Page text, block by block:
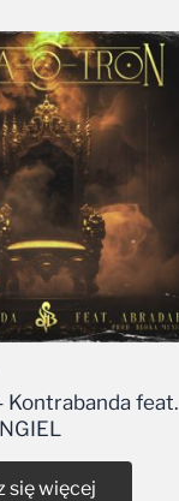
Kontrabanda feat.
się więcej